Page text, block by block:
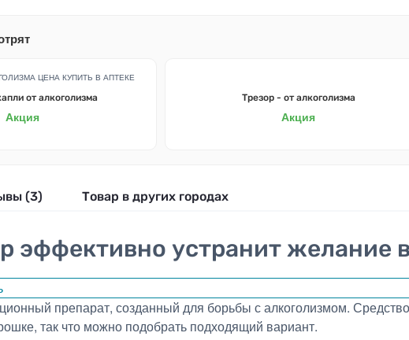
от алкоголизма
Акция
Трезор - от алкоголизма
Акция
(3) Товар в других городах
эффективно устранит желание
препарат, созданный для борьбы с алкоголизмом.
так что можно подобрать подходящий вариант.